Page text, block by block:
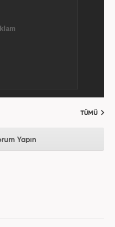
TÜMÜ
Yapın